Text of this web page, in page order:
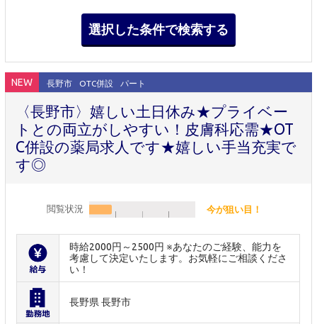
NEW 長野市 OTC併設 パート
〈長野市〉嬉しい土日休み★プライベー
トとの両立がしやすい！皮膚科応需★OT
C併設の薬局求人です★嬉しい手当充実で
す◎
閲覧状況 今が狙い目！
時給2000円～2500円 ※あなたのご経験、能力を
考慮して決定いたします。お気軽にご相談くださ
い！
長野県 長野市